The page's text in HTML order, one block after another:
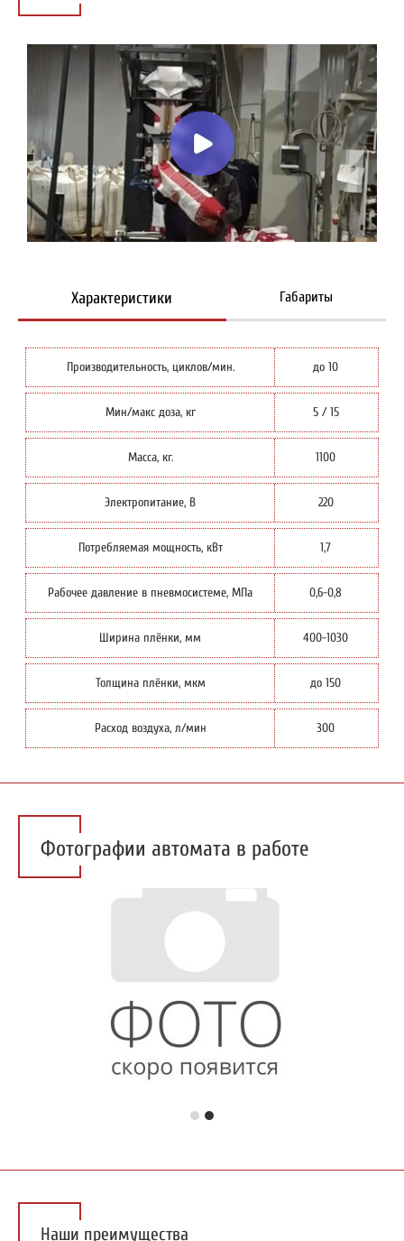
Характеристики Габариты
Производительность, циклов/мин. до 10
Мин/макс доза, кг 5 / 15
Масса, кг. 1100
Электропитание, В 220
Потребляемая мощность, кВт 1,7
Рабочее давление в пневмосистеме, МПа 0,6-0,8
Ширина плёнки, мм 400-1030
Толщина плёнки, мкм до 150
Расход воздуха, л/мин 300
Фотографии автомата в работе
Наши преимущества